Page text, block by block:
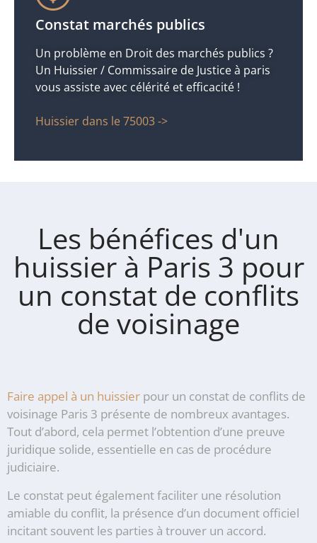
Constat marchés publics
Un problème en Droit des marchés publics ?
Un Huissier / Commissaire de Justice à paris
vous assiste avec célérité et efficacité !
Huissier dans le 75003 ->
Les bénéfices d'un
huissier à Paris 3 pour
un constat de conflits
de voisinage
Faire appel à un huissier pour un constat de conflits de
voisinage Paris 3 présente de nombreux avantages.
Tout d’abord, cela permet l’obtention d’une preuve
juridique solide, essentielle en cas de procédure
judiciaire.
Le constat peut également faciliter une résolution
amiable du conflit, la présence d’un document officiel
incitant souvent les parties à trouver un accord.